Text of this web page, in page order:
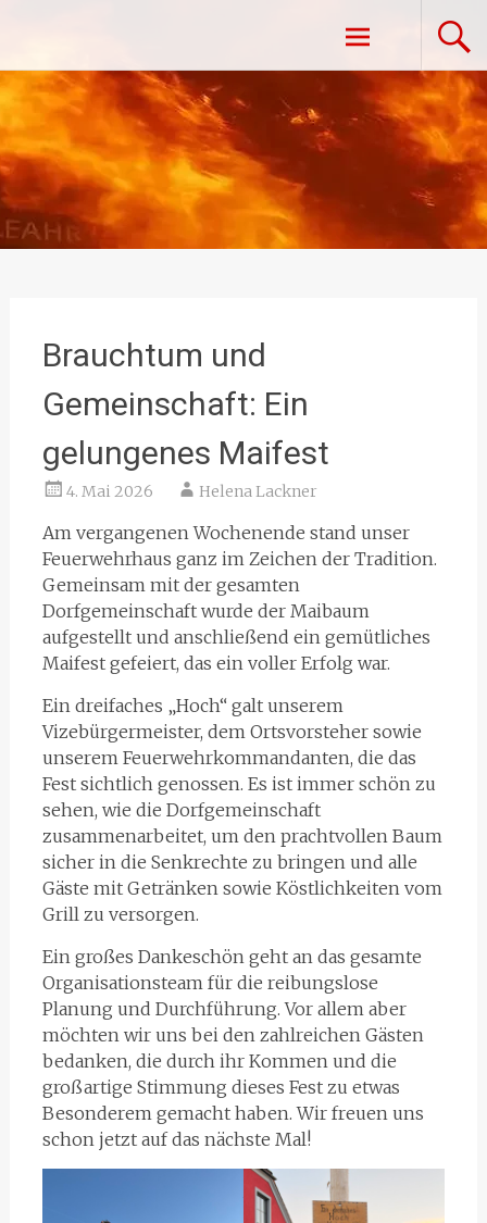
springen
Freiwillige Feuerwehr Vestenpoppen-
Wohlfahrts
Brauchtum und
Gemeinschaft: Ein
gelungenes Maifest
4. Mai 2026 Helena Lackner
Am vergangenen Wochenende stand unser
Feuerwehrhaus ganz im Zeichen der Tradition.
Gemeinsam mit der gesamten
Dorfgemeinschaft wurde der Maibaum
aufgestellt und anschließend ein gemütliches
Maifest gefeiert, das ein voller Erfolg war.
Ein dreifaches „Hoch“ galt unserem
Vizebürgermeister, dem Ortsvorsteher sowie
unserem Feuerwehrkommandanten, die das
Fest sichtlich genossen. Es ist immer schön zu
sehen, wie die Dorfgemeinschaft
zusammenarbeitet, um den prachtvollen Baum
sicher in die Senkrechte zu bringen und alle
Gäste mit Getränken sowie Köstlichkeiten vom
Grill zu versorgen.
Ein großes Dankeschön geht an das gesamte
Organisationsteam für die reibungslose
Planung und Durchführung. Vor allem aber
möchten wir uns bei den zahlreichen Gästen
bedanken, die durch ihr Kommen und die
großartige Stimmung dieses Fest zu etwas
Besonderem gemacht haben. Wir freuen uns
schon jetzt auf das nächste Mal!